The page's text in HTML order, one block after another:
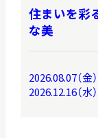
住まいを彩
な美
2026.08.07（金
2026.12.16（水）